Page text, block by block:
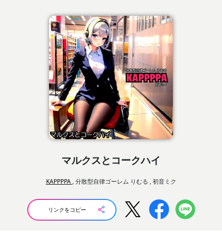
マルクスとコークハイ
KAPPPPA , 分散型自律ゴーレム りむる , 初音ミク
リンクをコピー